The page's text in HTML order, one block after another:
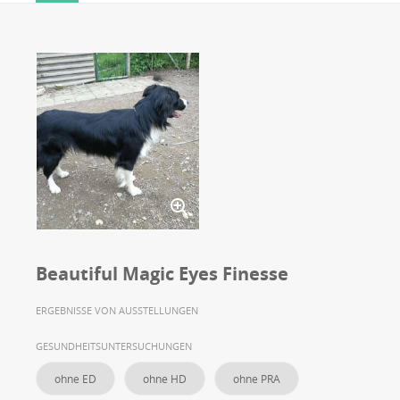
Beautiful Magic Eyes Finesse
ERGEBNISSE VON AUSSTELLUNGEN
GESUNDHEITSUNTERSUCHUNGEN
ohne ED ohne HD ohne PRA